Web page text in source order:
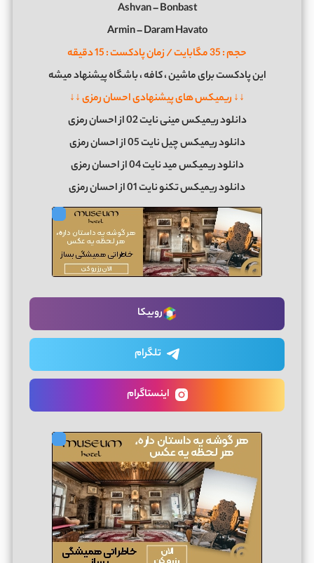
Ashvan – Bonbast
Armin – Daram Havato
حجم : 35 مگابایت / زمان پادکست : 15 دقیقه
این پادکست برای ماشین ، کافه ، باشگاه پیشنهاد میشه
↓↓ ریمیکس های پیشنهادی احسان رمزی ↓↓
دانلود ریمیکس مینی نایت 02 از احسان رمزی
دانلود ریمیکس چیل نایت 05 از احسان رمزی
دانلود ریمیکس مید نایت 04 از احسان رمزی
دانلود ریمیکس تکنو نایت 01 از احسان رمزی
روبیکا
تلگرام
اینستاگرام